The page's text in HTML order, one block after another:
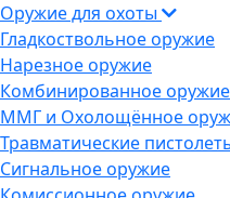
Оружие для охоты
Гладкоствольное оружие
Нарезное оружие
Комбинированное оружие
ММГ и Охолощённое
Травматические
Сигнальное оружие